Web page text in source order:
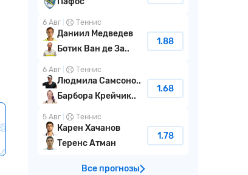
6 Авг Теннис
Даниил Медведев
Ботик Ван де За..
1.88
6 Авг Теннис
Людмила Самсоно..
Барбора Крейчик..
1.68
5 Авг Теннис
Карен Хачанов
Теренс Атман
1.78
Все прогнозы